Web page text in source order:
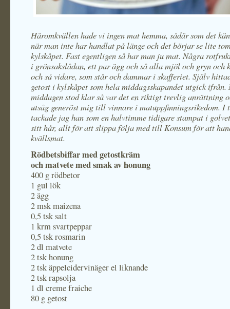
Häromkvällen hade vi ingen mat hemma, sådär som det
när man inte har handlat på länge och det börjar se lite
kylskåpet. Fast egentligen så har man ju mat. Några
i grönsakslådan, ett par ägg och så alla mjöl och gryn och
och så vidare, som står och dammar i skafferiet. Själv
getost i kylskåpet som hela middagsskapandet utgick ifrån.
middagen stod klar så var det en riktigt trevlig anrättning
utsåg generöst mig till vinnare i matuppfinningsrikedom. I
tackade jag han som en halvtimme tidigare stampat i
sitt hår, allt för att slippa följa med till Konsum för att
kvällsmat.
Rödbetsbiffar med getostkräm
och matvete med smak av honung
400 g rödbetor
1 gul lök
2 ägg
2 msk maizena
0,5 tsk salt
1 krm svartpeppar
0,5 tsk rosmarin
2 dl matvete
2 tsk honung
2 tsk äppelcidervinäger el liknande
2 tsk rapsolja
1 dl creme fraiche
80 g getost